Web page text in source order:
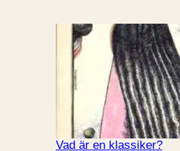
Vad är en klassiker?